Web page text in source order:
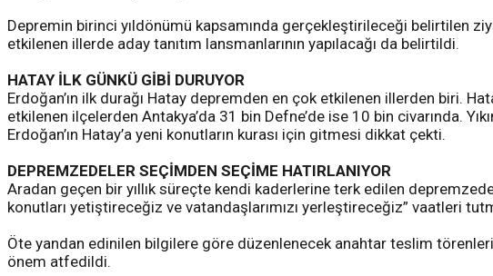
Depremin birinci yıldönümü kapsamında gerçekleştirileceği belirtilen
etkilenen illerde aday tanıtım lansmanlarının yapılacağı da belirtildi.
HATAY İLK GÜNKÜ GİBİ DURUYOR
Erdoğan’ın ilk durağı Hatay depremden en çok etkilenen illerden biri.
etkilenen ilçelerden Antakya’da 31 bin Defne’de ise 10 bin civarında.
Erdoğan’ın Hatay’a yeni konutların kurası için gitmesi dikkat çekti.
DEPREMZEDELER SEÇİMDEN SEÇİME HATIRLANIYOR
Aradan geçen bir yıllık süreçte kendi kaderlerine terk edilen
konutları yetiştireceğiz ve vatandaşlarımızı yerleştireceğiz” vaatleri
Öte yandan edinilen bilgilere göre düzenlenecek anahtar teslim törenleri,
önem atfedildi.